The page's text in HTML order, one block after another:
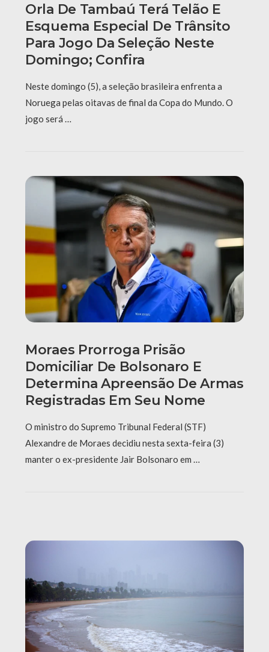
Orla De Tambaú Terá Telão E
Esquema Especial De Trânsito
Para Jogo Da Seleção Neste
Domingo; Confira
Neste domingo (5), a seleção brasileira enfrenta a
Noruega pelas oitavas de final da Copa do Mundo. O
jogo será …
Moraes Prorroga Prisão
Domiciliar De Bolsonaro E
Determina Apreensão De Armas
Registradas Em Seu Nome
O ministro do Supremo Tribunal Federal (STF)
Alexandre de Moraes decidiu nesta sexta-feira (3)
manter o ex-presidente Jair Bolsonaro em …